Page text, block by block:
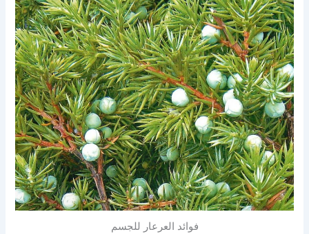
فوائد العرعار للجسم